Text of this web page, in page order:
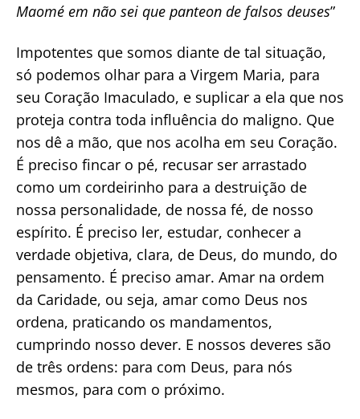
Maomé em não sei que panteon de falsos deuses”
Impotentes que somos diante de tal situação,
só podemos olhar para a Virgem Maria, para
seu Coração Imaculado, e suplicar a ela que nos
proteja contra toda influência do maligno. Que
nos dê a mão, que nos acolha em seu Coração.
É preciso fincar o pé, recusar ser arrastado
como um cordeirinho para a destruição de
nossa personalidade, de nossa fé, de nosso
espírito. É preciso ler, estudar, conhecer a
verdade objetiva, clara, de Deus, do mundo, do
pensamento. É preciso amar. Amar na ordem
da Caridade, ou seja, amar como Deus nos
ordena, praticando os mandamentos,
cumprindo nosso dever. E nossos deveres são
de três ordens: para com Deus, para nós
mesmos, para com o próximo.